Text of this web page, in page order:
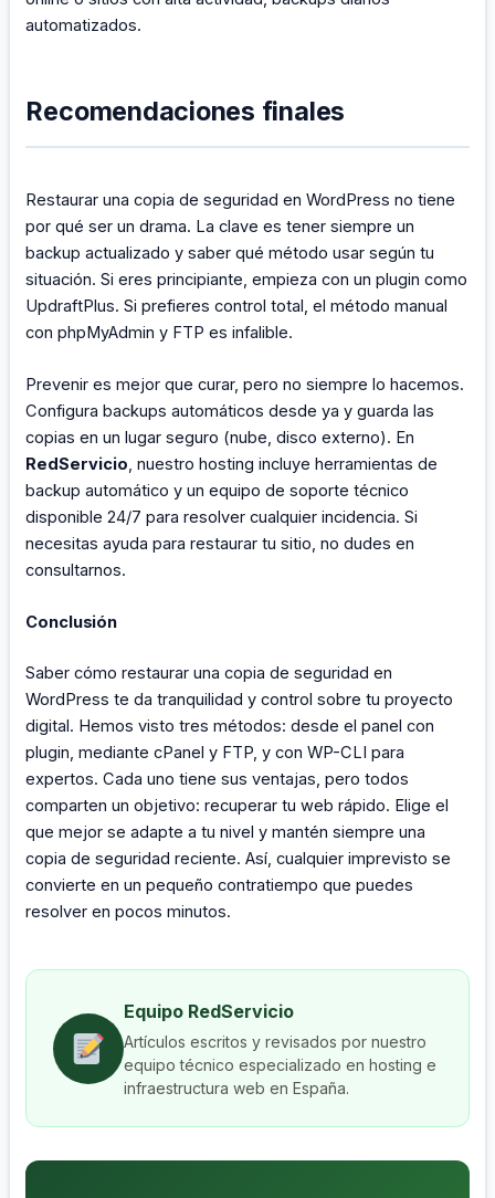
automatizados.
Recomendaciones finales
Restaurar una copia de seguridad en WordPress no tiene
por qué ser un drama. La clave es tener siempre un
backup actualizado y saber qué método usar según tu
situación. Si eres principiante, empieza con un plugin como
UpdraftPlus. Si prefieres control total, el método manual
con phpMyAdmin y FTP es infalible.
Prevenir es mejor que curar, pero no siempre lo hacemos.
Configura backups automáticos desde ya y guarda las
copias en un lugar seguro (nube, disco externo). En
RedServicio, nuestro hosting incluye herramientas de
backup automático y un equipo de soporte técnico
disponible 24/7 para resolver cualquier incidencia. Si
necesitas ayuda para restaurar tu sitio, no dudes en
consultarnos.
Conclusión
Saber cómo restaurar una copia de seguridad en
WordPress te da tranquilidad y control sobre tu proyecto
digital. Hemos visto tres métodos: desde el panel con
plugin, mediante cPanel y FTP, y con WP-CLI para
expertos. Cada uno tiene sus ventajas, pero todos
comparten un objetivo: recuperar tu web rápido. Elige el
que mejor se adapte a tu nivel y mantén siempre una
copia de seguridad reciente. Así, cualquier imprevisto se
convierte en un pequeño contratiempo que puedes
resolver en pocos minutos.
Equipo RedServicio
Artículos escritos y revisados por nuestro
equipo técnico especializado en hosting e
infraestructura web en España.